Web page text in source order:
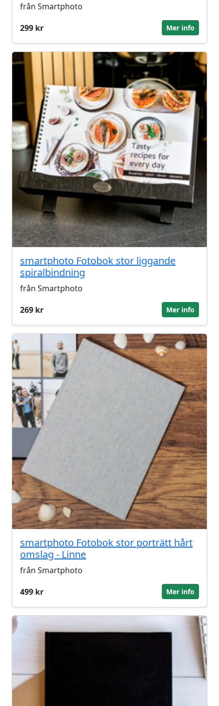
från Smartphoto
299 kr
Mer info
smartphoto Fotobok stor liggande
spiralbindning
från Smartphoto
269 kr
Mer info
smartphoto Fotobok stor porträtt hårt
omslag - Linne
från Smartphoto
499 kr
Mer info